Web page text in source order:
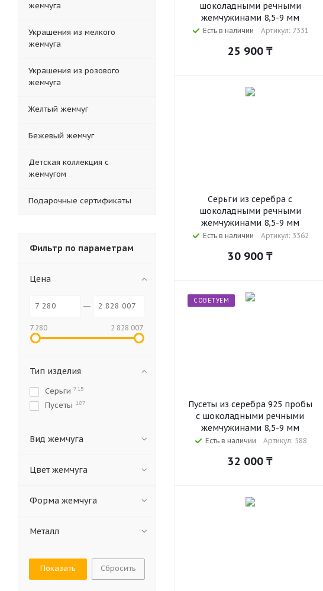
шоколадными речными
жемчужинами 8,5-9 мм
Есть в наличии Артикул: 7331
25 900 ₸
Серьги из серебра с
шоколадными речными
жемчужинами 8,5-9 мм
Есть в наличии Артикул: 3362
30 900 ₸
СОВЕТУЕМ
Пусеты из серебра 925 пробы
с шоколадными речными
жемчужинами 8,5-9 мм
Есть в наличии Артикул: 588
32 000 ₸
жемчуга
Украшения из мелкого
жемчуга
Украшения из розового
жемчуга
Желтый жемчуг
Бежевый жемчуг
Детская коллекция с
жемчугом
Подарочные сертификаты
Фильтр по параметрам
Цена
7 280 2 828 007
Тип изделия
Серьги 715
Пусеты 187
Вид жемчуга
Цвет жемчуга
Форма жемчуга
Металл
Сбросить